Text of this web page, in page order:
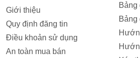
Giới thiệu
Quy định đăng tin
Điều khoản sử dụng
An toàn mua bán
Bảng
Bảng